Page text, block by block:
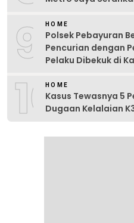
9 HOME
Polsek Pebayuran
Pencurian dengan
Pelaku Dibekuk di
10HOME
Kasus Tewasnya 5
Dugaan Kelalaian